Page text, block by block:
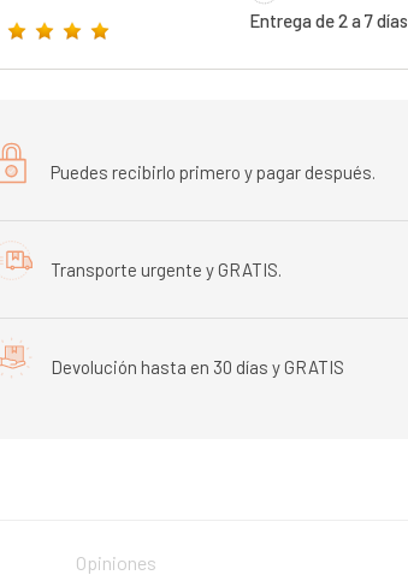
Entrega de 2 a 7 días
Puedes recibirlo primero y pagar después.
Transporte urgente y GRATIS.
Devolución hasta en 30 días y GRATIS
Opiniones